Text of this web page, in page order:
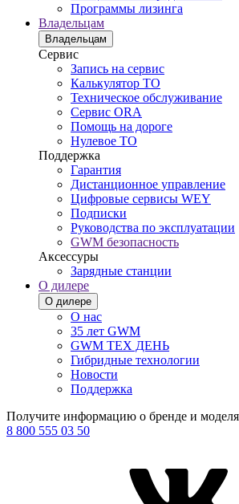
Программы лизинга
Владельцам
Владельцам
Сервис
Запись на сервис
Калькулятор ТО
Техническое обслуживание
Сервис ORA
Помощь на дороге
Нулевое ТО
Поддержка
Гарантия
Дистанционное управление
Цифровые сервисы WEY
Подписки
Руководства по эксплуатации
GWM безопасность
Аксессуры
Зарядные станции
О дилере
О дилере
О нас
35 лет GWM
GWM ТЕХ ДЕНЬ
Гибридные технологии
Новости
Поддержка
Получите информацию о бренде и
8 800 555 03 50